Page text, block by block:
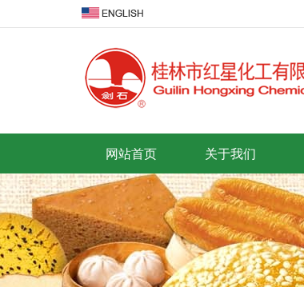
网站首页 关于我们